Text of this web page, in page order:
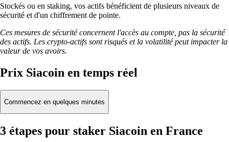
Stockés ou en staking, vos actifs bénéficient de plusieurs niveaux de
sécurité et d'un chiffrement de pointe.
Ces mesures de sécurité concernent l'accès au compte, pas la sécurité
des actifs. Les crypto-actifs sont risqués et la volatilité peut impacter la
valeur de vos avoirs.
Prix Siacoin en temps réel
Commencez en quelques minutes
3 étapes pour staker Siacoin en France